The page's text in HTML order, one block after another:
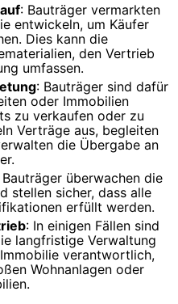
: Bauträger vermarkten
entwickeln, um Käufer
Dies kann die
den Vertrieb
umfassen.
: Bauträger sind dafür
oder Immobilien
zu verkaufen oder zu
Verträge aus, begleiten
die Übergabe an
Bauträger überwachen die
stellen sicher, dass alle
erfüllt werden.
: In einigen Fällen sind
langfristige Verwaltung
verantwortlich,
Wohnanlagen oder